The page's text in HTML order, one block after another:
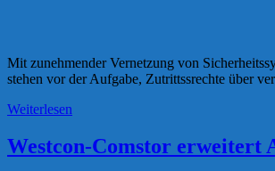
Mit zunehmender Vernetzung von
stehen vor der Aufgabe, Zutrittssrechte über
Weiterlesen
Westcon-Comstor erweitert